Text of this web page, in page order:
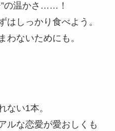
”の温かさ……！
はしっかり食べよう。
わないためにも。
ない1本。
ルな恋愛が愛おしくも